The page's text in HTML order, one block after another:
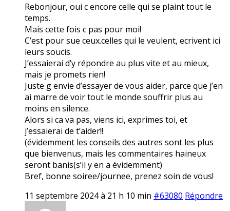
Rebonjour, oui c encore celle qui se plaint tout le
temps.
Mais cette fois c pas pour moi!
C’est pour sue ceux.celles qui le veulent, ecrivent ici
leurs soucis.
J’essaierai d’y répondre au plus vite et au mieux,
mais je promets rien!
Juste g envie d’essayer de vous aider, parce que j’en
ai marre de voir tout le monde souffrir plus au
moins en silence.
Alors si ca va pas, viens ici, exprimes toi, et
j’essaierai de t’aider!!
(évidemment les conseils des autres sont les plus
que bienvenus, mais les commentaires haineux
seront banis(s’il y en a évidemment)
Bref, bonne soiree/journee, prenez soin de vous!
11 septembre 2024 à 21 h 10 min #63080 Répondre